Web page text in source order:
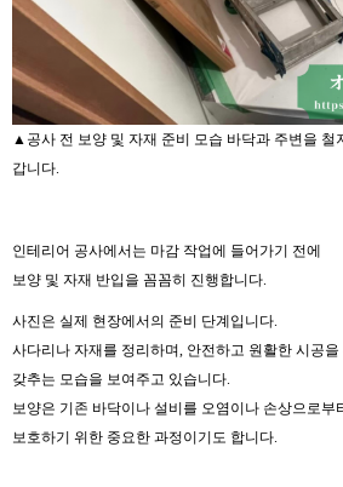
▲공사 전 보양 및 자재 준비 모습 바닥과 주변을 철
갑니다.
인테리어 공사에서는 마감 작업에 들어가기 전에
보양 및 자재 반입을 꼼꼼히 진행합니다.
사진은 실제 현장에서의 준비 단계입니다.
사다리나 자재를 정리하며, 안전하고 원활한 시공을
갖추는 모습을 보여주고 있습니다.
보양은 기존 바닥이나 설비를 오염이나 손상으로부
보호하기 위한 중요한 과정이기도 합니다.